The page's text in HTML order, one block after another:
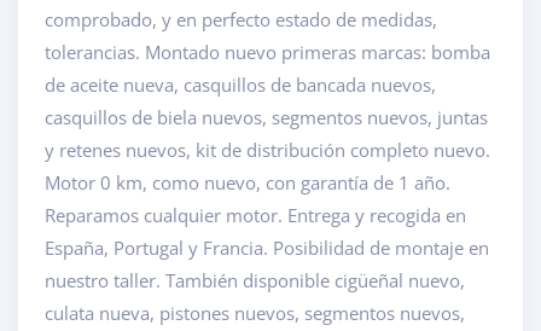
comprobado, y en perfecto estado de medidas,
tolerancias. Montado nuevo primeras marcas: bomba
de aceite nueva, casquillos de bancada nuevos,
casquillos de biela nuevos, segmentos nuevos, juntas
y retenes nuevos, kit de distribución completo nuevo.
Motor 0 km, como nuevo, con garantía de 1 año.
Reparamos cualquier motor. Entrega y recogida en
España, Portugal y Francia. Posibilidad de montaje en
nuestro taller. También disponible cigüeñal nuevo,
culata nueva, pistones nuevos, segmentos nuevos,